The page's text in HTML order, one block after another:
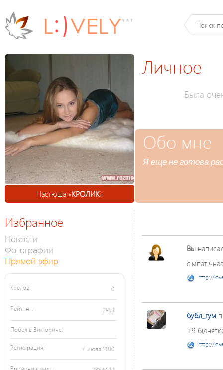
Настюша «КРОЛИК»
Личное
Была
Обо мне
Я еще не готова
Избранное
Новости
Фотографии
Прямой эфир
Кредов: 0
Рейтинг: 2953
Побед в Викторине:
Регистрация: 4 июля 2010
Времени в чате:
Вы
http://
бубл_гум
+9
http://